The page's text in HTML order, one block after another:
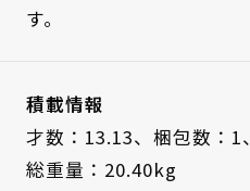
す。
積載情報
才数：13.13、 梱包数：1、
総重量：20.40kg